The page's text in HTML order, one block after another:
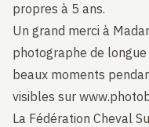
propres à 5 ans.
Un grand merci à
photographe de
beaux moments
visibles sur
La Fédération Cheval